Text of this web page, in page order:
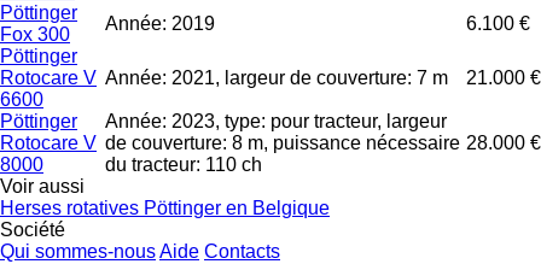
Pöttinger
Fox 300
Année: 2019
6.100 €
Pöttinger
Rotocare V
6600
Année: 2021, largeur de couverture: 7 m 21.000 €
Pöttinger
Rotocare V
8000
Année: 2023, type: pour tracteur, largeur
de couverture: 8 m, puissance nécessaire
du tracteur: 110 ch
28.000 €
Voir aussi
Herses rotatives Pöttinger en Belgique
Société
Qui sommes-nousAide Contacts